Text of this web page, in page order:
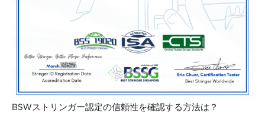
BSWストリンガー認定の信頼性を確認する方法は？